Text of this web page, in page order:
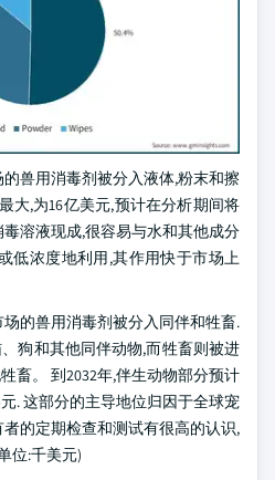
兽用消毒剂被分入液体,粉末和擦
大,为16亿美元,预计在分析期间将
溶液现成,很容易与水和其他成分
低浓度地利用,其作用快于市场上
的兽用消毒剂被分入同伴和牲畜.
狗和其他同伴动物,而牲畜则被进
畜。 到2032年,伴生动物部分预计
. 这部分的主导地位归因于全球宠
的定期检查和测试有很高的认识,
位:千美元)